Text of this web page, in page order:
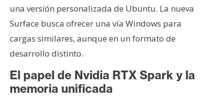
una versión personalizada de Ubuntu. La nueva
Surface busca ofrecer una vía Windows para
cargas similares, aunque en un formato de
desarrollo distinto.
El papel de Nvidia RTX Spark y la
memoria unificada